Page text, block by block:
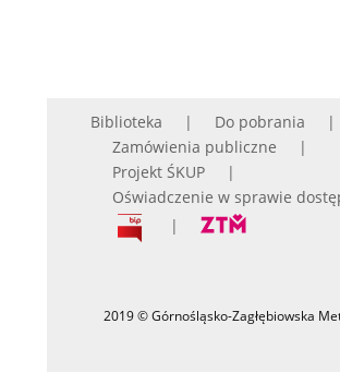
Biblioteka
Do pobrania
Zamówienia publiczne
Projekt ŚKUP
Oświadczenie w sprawie
2019 © Górnośląsko-Zagłębiowska